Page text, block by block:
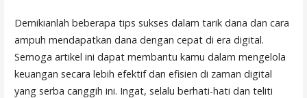
Demikianlah beberapa tips sukses dalam tarik dana dan cara
ampuh mendapatkan dana dengan cepat di era digital.
Semoga artikel ini dapat membantu kamu dalam mengelola
keuangan secara lebih efektif dan efisien di zaman digital
yang serba canggih ini. Ingat, selalu berhati-hati dan teliti